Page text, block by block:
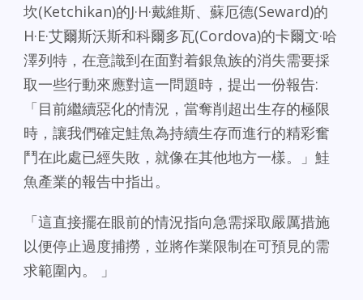
坎(Ketchikan)的J·H·戴維斯、蘇厄德(Seward)的
H·E·艾爾斯沃斯和科爾多瓦(Cordova)的卡爾文·哈
澤列特，在意識到在面對着銀魚族的消失需要採
取一些行動來應對這一問題時，提出一份報告:
「目前繼續惡化的情況，當奪削超出生存的極限
時，讓我們確定鮭魚為持續生存而進行的精彩奮
鬥在此處已經失敗，就像在其他地方一樣。」鮭
魚產業的報告中指出。
「這直接擺在眼前的情況指向急需採取嚴厲措施
以便停止過度捕撈，並將作業限制在可預見的需
求範圍內。 」